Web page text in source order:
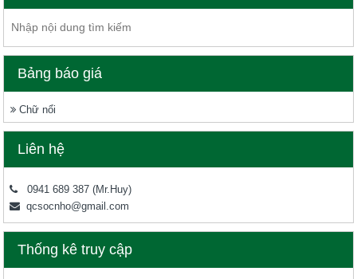
Bảng báo giá
Chữ nổi
Liên hệ
0941 689 387 (Mr.Huy)
qcsocnho@gmail.com
Thống kê truy cập